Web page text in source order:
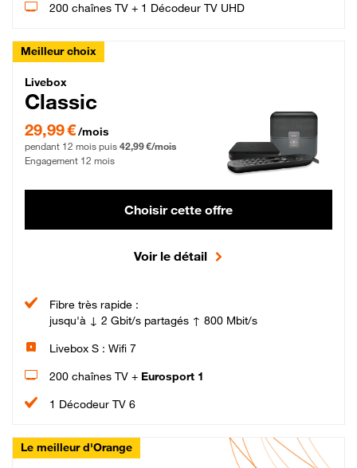
200 chaînes TV + 1 Décodeur TV UHD
Meilleur choix
Livebox Classic Fibre
Livebox
Classic
29,99 € par mois pendant 12 mois puis 42,99 € par mois, Engagement 12 mois
29,99 €/mois
pendant 12 mois puis 42,99 €/mois
Engagement 12 mois
Choisir cette offre
Voir le détail
Fibre très rapide :
jusqu'à ↓ 2 Gbit/s partagés ↑ 800 Mbit/s
Livebox S : Wifi 7
200 chaînes TV + Eurosport 1
1 Décodeur TV 6
Le meilleur d'Orange